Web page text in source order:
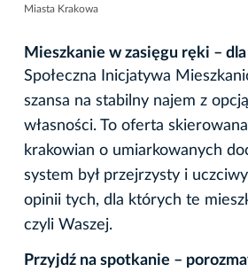
Miasta Krakowa
Mieszkanie w zasięgu ręki –
Społeczna Inicjatywa
szansa na stabilny najem z
własności. To oferta
krakowian o umiarkowanych
system był przejrzysty i
opinii tych, dla których te
czyli Waszej.
Przyjdź na spotkanie –